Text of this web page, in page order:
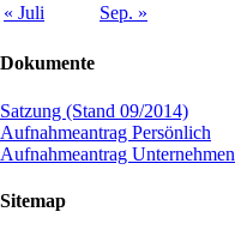
« Juli
Sep. »
Dokumente
Satzung (Stand 09/2014)
Aufnahmeantrag Persönlich
Aufnahmeantrag Unternehmen
Sitemap